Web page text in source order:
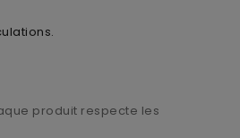
produit respecte les